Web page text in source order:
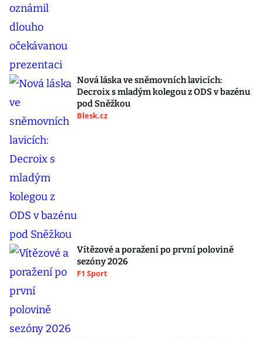
Nová láska ve sněmovních lavicích:
Decroix s mladým kolegou z ODS v bazénu
pod Sněžkou
Blesk.cz
Vítězové a poražení po první polovině
sezóny 2026
F1 Sport